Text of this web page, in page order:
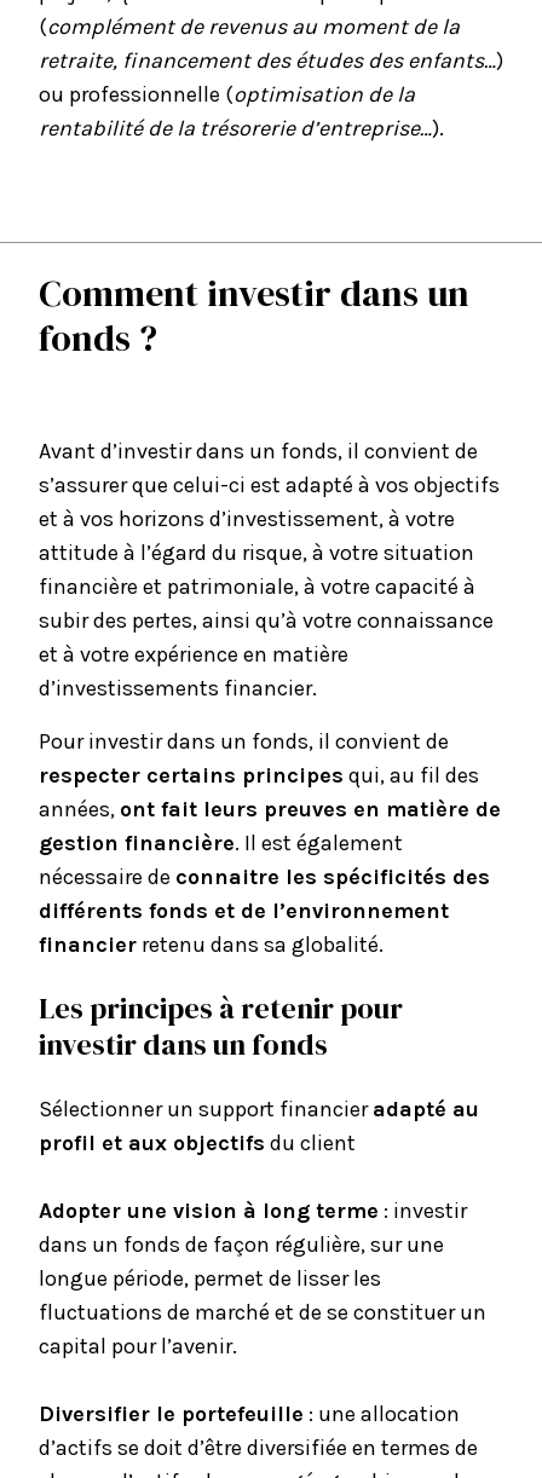
(complément de revenus au moment de la
retraite, financement des études des enfants…)
ou professionnelle (optimisation de la
rentabilité de la trésorerie d’entreprise…).
Comment investir dans un
fonds ?
Avant d’investir dans un fonds, il convient de
s’assurer que celui-ci est adapté à vos objectifs
et à vos horizons d’investissement, à votre
attitude à l’égard du risque, à votre situation
financière et patrimoniale, à votre capacité à
subir des pertes, ainsi qu’à votre connaissance
et à votre expérience en matière
d’investissements financier.
Pour investir dans un fonds, il convient de
respecter certains principes qui, au fil des
années, ont fait leurs preuves en matière de
gestion financière. Il est également
nécessaire de connaitre les spécificités des
différents fonds et de l’environnement
financier retenu dans sa globalité.
Les principes à retenir pour
investir dans un fonds
Sélectionner un support financieradapté au
profil et aux objectifs du client
Adopter une vision à long terme : investir
dans un fonds de façon régulière, sur une
longue période, permet de lisser les
fluctuations de marché et de se constituer un
capital pour l’avenir.
Diversifier le portefeuille : une allocation
d’actifs se doit d’être diversifiée en termes de